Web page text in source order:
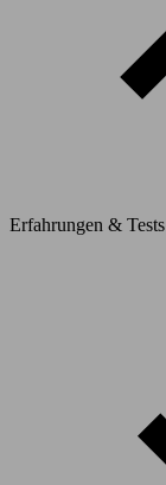
Erfahrungen & Tests